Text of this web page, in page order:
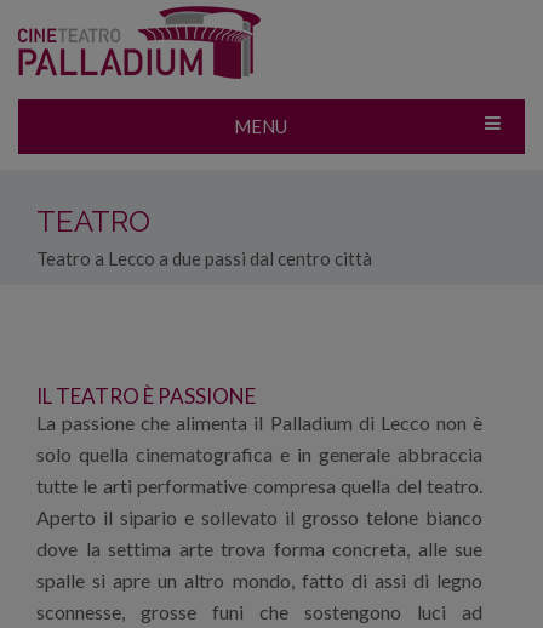
MENU
TEATRO
Teatro a Lecco a due passi dal centro città
IL TEATRO È PASSIONE
La passione che alimenta il Palladium di Lecco non è
solo quella cinematografica e in generale abbraccia
tutte le arti performative compresa quella del teatro.
Aperto il sipario e sollevato il grosso telone bianco
dove la settima arte trova forma concreta, alle sue
spalle si apre un altro mondo, fatto di assi di legno
sconnesse, grosse funi che sostengono luci ad